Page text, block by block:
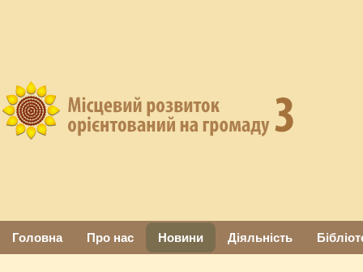
Головна Про нас Новини Діяльність